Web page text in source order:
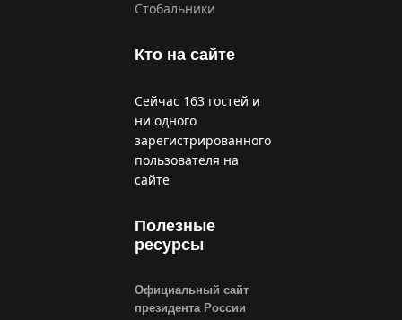
Стобальники
Кто на сайте
Сейчас 163 гостей и
ни одного
зарегистрированного
пользователя на
сайте
Полезные
ресурсы
Официальный сайт
президента России